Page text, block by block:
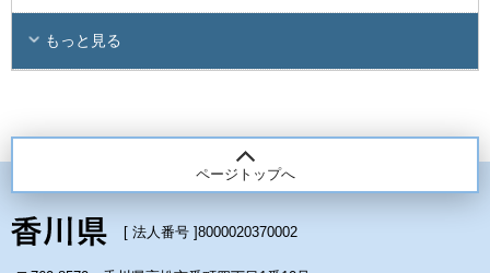
もっと見る
ページトップへ
[ 法人番号 ]8000020370002